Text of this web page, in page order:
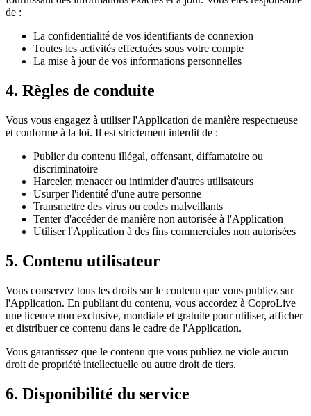
de :
La confidentialité de vos identifiants de connexion
Toutes les activités effectuées sous votre compte
La mise à jour de vos informations personnelles
4. Règles de conduite
Vous vous engagez à utiliser l'Application de manière respectueuse
et conforme à la loi. Il est strictement interdit de :
Publier du contenu illégal, offensant, diffamatoire ou
discriminatoire
Harceler, menacer ou intimider d'autres utilisateurs
Usurper l'identité d'une autre personne
Transmettre des virus ou codes malveillants
Tenter d'accéder de manière non autorisée à l'Application
Utiliser l'Application à des fins commerciales non autorisées
5. Contenu utilisateur
Vous conservez tous les droits sur le contenu que vous publiez sur
l'Application. En publiant du contenu, vous accordez à CoproLive
une licence non exclusive, mondiale et gratuite pour utiliser, afficher
et distribuer ce contenu dans le cadre de l'Application.
Vous garantissez que le contenu que vous publiez ne viole aucun
droit de propriété intellectuelle ou autre droit de tiers.
6. Disponibilité du service